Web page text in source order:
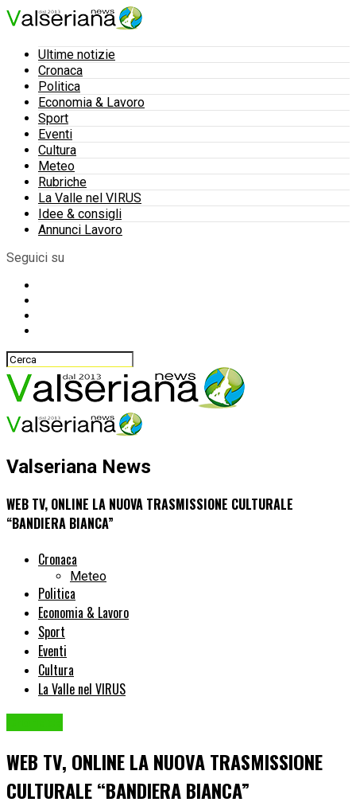
Ultime notizie
Cronaca
Politica
Economia & Lavoro
Sport
Eventi
Cultura
Meteo
Rubriche
La Valle nel VIRUS
Idee & consigli
Annunci Lavoro
Seguici su
Valseriana News
WEB TV, ONLINE LA NUOVA TRASMISSIONE CULTURALE
“BANDIERA BIANCA”
Cronaca
Meteo
Politica
Economia & Lavoro
Sport
Eventi
Cultura
La Valle nel VIRUS
WEB TV, ONLINE LA NUOVA TRASMISSIONE
CULTURALE “BANDIERA BIANCA”